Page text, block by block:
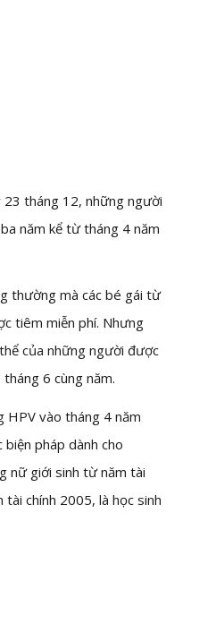
tháng 12, những người
năm kể từ tháng 4 năm
thường mà các bé gái từ
tiêm miễn phí. Nhưng
của những người được
6 cùng năm.
HPV vào tháng 4 năm
pháp dành cho
nữ giới sinh từ năm tài
chính 2005, là học sinh